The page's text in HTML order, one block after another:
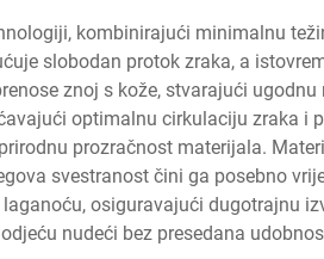
kombinirajući minimalnu
slobodan protok zraka, a
znoj s kože, stvarajući
optimalnu cirkulaciju zraka i
prozračnost materijala.
svestranost čini ga posebno
osiguravajući dugotrajnu
nudeći bez presedana